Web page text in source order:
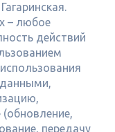
– любое
действий
данными,
(обновление,
передачу